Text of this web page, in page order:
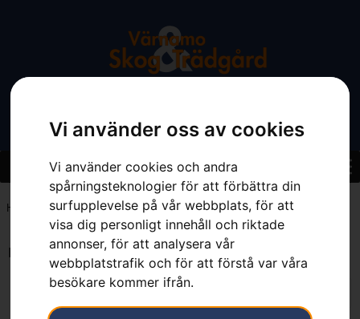
Vi använder oss av cookies
Vi använder cookies och andra
spårningsteknologier för att förbättra din
surfupplevelse på vår webbplats, för att
visa dig personligt innehåll och riktade
annonser, för att analysera vår
webbplatstrafik och för att förstå var våra
besökare kommer ifrån.
Hem M (50/52), 7 cm längre ben
Endast ett sökresultat